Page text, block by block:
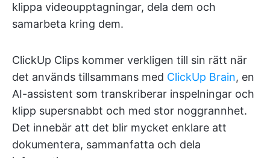
klippa videoupptagningar, dela dem och
samarbeta kring dem.
ClickUp Clips kommer verkligen till sin rätt när
det används tillsammans med ClickUp Brain, en
AI-assistent som transkriberar inspelningar och
klipp supersnabbt och med stor noggrannhet.
Det innebär att det blir mycket enklare att
dokumentera, sammanfatta och dela